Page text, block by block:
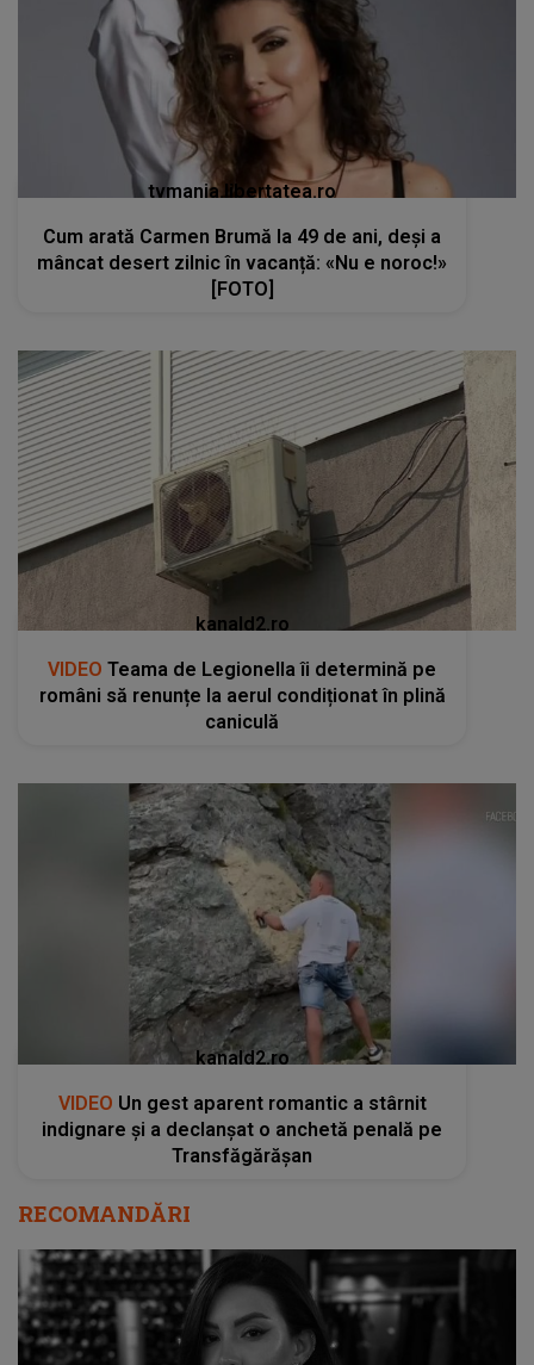
tvmania.libertatea.ro
Cum arată Carmen Brumă la 49 de ani, deși a
mâncat desert zilnic în vacanță: «Nu e noroc!»
[FOTO]
kanald2.ro
VIDEO Teama de Legionella îi determină pe
români să renunțe la aerul condiționat în plină
caniculă
kanald2.ro
VIDEO Un gest aparent romantic a stârnit
indignare și a declanșat o anchetă penală pe
Transfăgărășan
RECOMANDĂRI